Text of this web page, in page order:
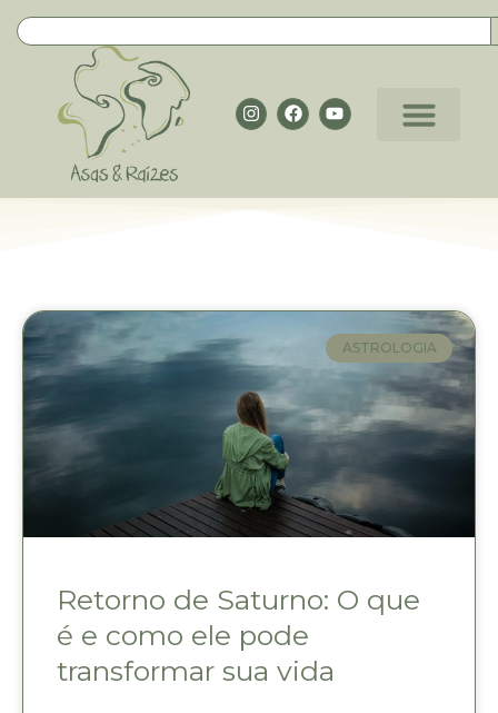
ASTROLOGIA
Retorno de Saturno: O que
é e como ele pode
transformar sua vida